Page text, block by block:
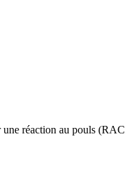
réaction au pouls